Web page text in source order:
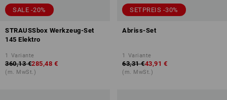
SALE -20%
STRAUSSbox Werkzeug-Set
145 Elektro
1 Variante
360,13 €285,48 €
(m. MwSt.)
SETPREIS -30%
Abriss-Set
1 Variante
63,31 €43,91 €
(m. MwSt.)